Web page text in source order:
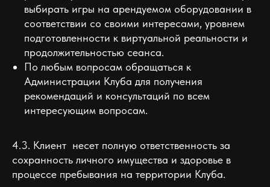
выбирать игры на арендуемом оборудовании в
соответствии со своими интересами, уровнем
подготовленности к виртуальной реальности и
продолжительностью сеанса.
По любым вопросам обращаться к
Администрации Клуба для получения
рекомендаций и консультаций по всем
интересующим вопросам.
4.3. Клиент несет полную ответственность за
сохранность личного имущества и здоровье в
процессе пребывания на территории Клуба.